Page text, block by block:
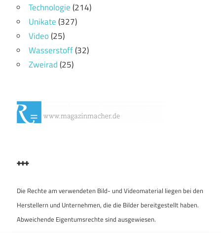
Technologie(214)
Unikate(327)
Video(25)
Wasserstoff(32)
Zweirad(25)
+++
Die Rechte am verwendeten Bild- und Videomaterial liegen bei den
Herstellern und Unternehmen, die die Bilder bereitgestellt haben.
Abweichende Eigentumsrechte sind ausgewiesen.